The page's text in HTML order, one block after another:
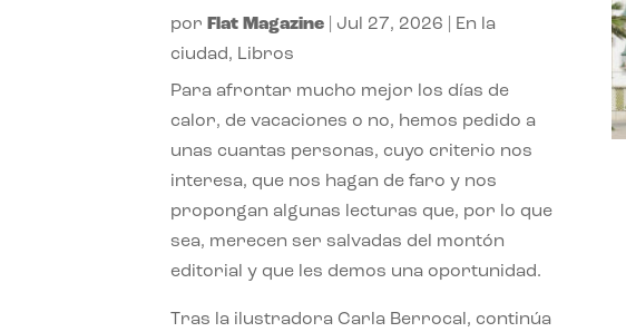
por Flat Magazine Jul 27, 2026
En la
ciudad, Libros
Para afrontar mucho mejor los días de
calor, de vacaciones o no, hemos pedido a
unas cuantas personas, cuyo criterio nos
interesa, que nos hagan de faro y nos
propongan algunas lecturas que, por lo que
sea, merecen ser salvadas del montón
editorial y que les demos una oportunidad.
Tras la ilustradora Carla Berrocal, continúa